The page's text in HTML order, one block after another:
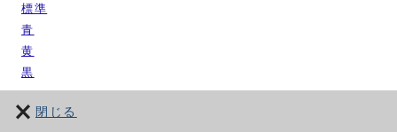
標準
青
黄
黒
閉じる